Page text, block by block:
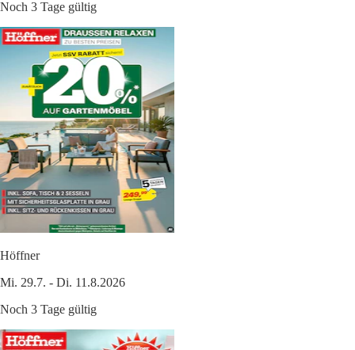
Noch 3 Tage gültig
Höffner
Mi. 29.7. - Di. 11.8.2026
Noch 3 Tage gültig